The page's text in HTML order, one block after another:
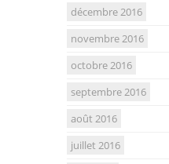
décembre 2016
novembre 2016
octobre 2016
septembre 2016
août 2016
juillet 2016